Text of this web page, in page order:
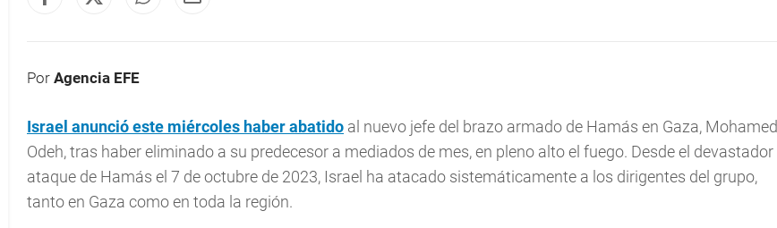
Por Agencia EFE
Israel anunció este miércoles haber abatido al nuevo jefe del brazo armado de Hamás en Gaza, Mohamed
Odeh, tras haber eliminado a su predecesor a mediados de mes, en pleno alto el fuego. Desde el devastador
ataque de Hamás el 7 de octubre de 2023, Israel ha atacado sistemáticamente a los dirigentes del grupo,
tanto en Gaza como en toda la región.